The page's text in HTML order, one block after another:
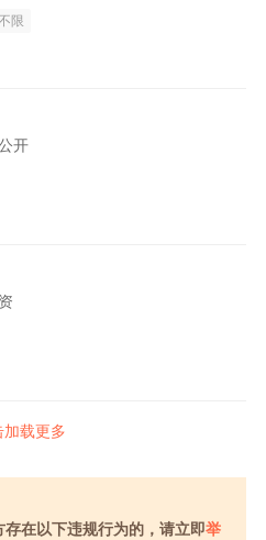
限
开
加载更多
在以下违规行为的，请立即举